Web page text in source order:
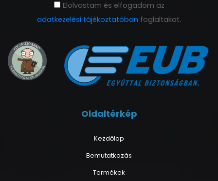
Elolvastam és elfogadom az
adatkezelési tájékoztatóban foglaltakat.
Oldaltérkép
Kezdőlap
Bemutatkozás
Termékek